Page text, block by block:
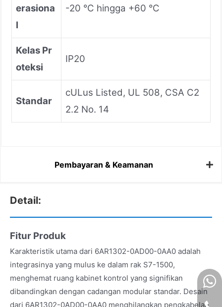
erasiona
l
-20 °C hingga +60 °C
Kelas Pr
oteksi
IP20
Standar
cULus Listed, UL 508, CSA C2
2.2 No. 14
Pembayaran & Keamanan
Detail:
Fitur Produk
Karakteristik utama dari 6AR1302-0AD00-0AA0 adalah
integrasinya yang mulus ke dalam rak S7-1500,
menghemat ruang kabinet kontrol yang signifikan
dibandingkan dengan cadangan modular standar. Desain
dari 6AR1302-0AD00-0AA0 menghilangkan pengkabelan